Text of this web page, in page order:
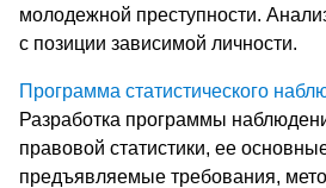
молодежной преступности.
с позиции зависимой личности.
Программа статистического
Разработка программы
правовой статистики, ее
предъявляемые требования,